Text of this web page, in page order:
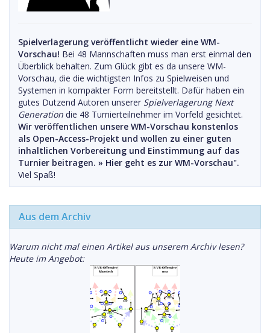
Spielverlagerung veröffentlicht wieder eine WM-
Vorschau! Bei 48 Mannschaften muss man erst einmal den
Überblick behalten. Zum Glück gibt es da unsere WM-
Vorschau, die die wichtigsten Infos zu Spielweisen und
Systemen in kompakter Form bereitstellt. Dafür haben ein
gutes Dutzend Autoren unserer Spielverlagerung Next
Generation die 48 Turnierteilnehmer im Vorfeld gesichtet.
Wir veröffentlichen unsere WM-Vorschau konstenlos
als Open-Access-Projekt und wollen zu einer guten
inhaltlichen Vorbereitung und Einstimmung auf das
Turnier beitragen. » Hier geht es zur WM-Vorschau".
Viel Spaß!
Aus dem Archiv
Warum nicht mal einen Artikel aus unserem Archiv lesen?
Heute im Angebot: